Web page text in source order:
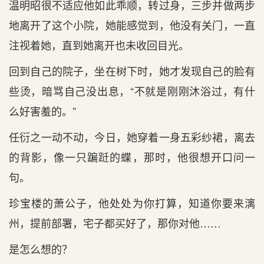
温明昭很不适应他如此乖顺，转过身，三步并做两步
地离开了这个小院，她能感觉到，他没有关门，一直
注视着她，直到她离开也未收回目光。
回到自己的院子，坐在树下时，她才发现自己的脸有
些烫，暗骂自己没出息，“不就是刚刚沐浴过，有什
么好害羞的。”
任衍之一动不动，今日，她穿着一身五彩纱裙，离去
的背影，像一只蹁跹的蝶，那时，他很想开口问一
句。
珍宝楼的萧公子，他处处为你打算，知道你要来漓
州，提前部署，宅子都买好了，那你对他……
是怎么想的？